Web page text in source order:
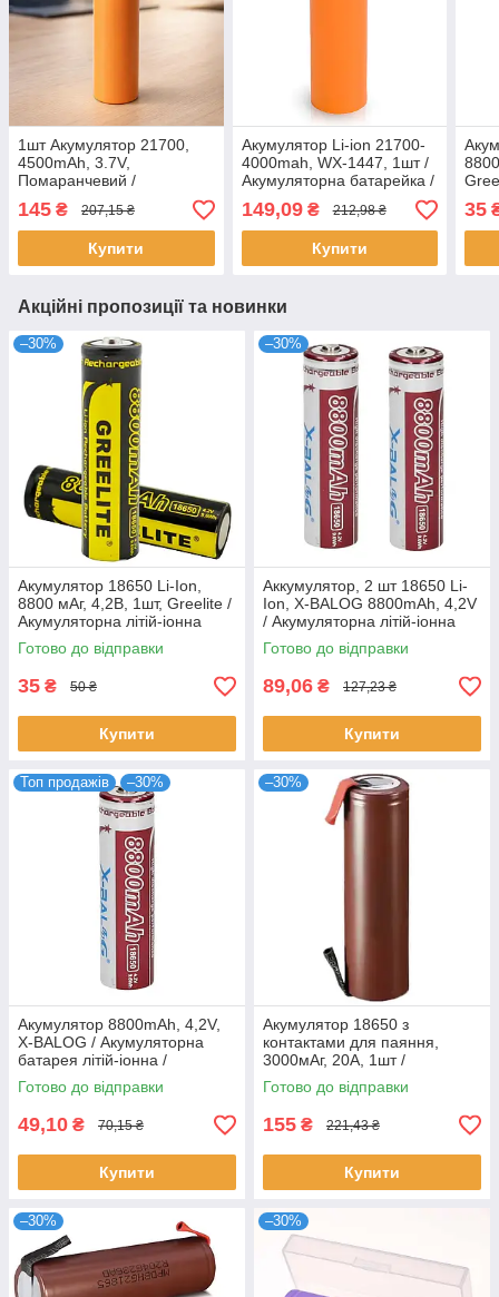
1шт Акумулятор 21700,
4500mAh, 3.7V,
Помаранчевий /
Багаторазовий
акумулятор літій-іонний /
Акумуляторна батарейка
145 ₴ 207,15 ₴
Купити
Акумулятор Li-ion 21700-
4000mah, WX-1447, 1шт /
Акумуляторна батарейка /
Акумулятор літій-іонний
149,09₴ 212,98 ₴
Купити
35
Акційні пропозиції та новинки
–30%
Акумулятор 18650 Li-Ion,
8800 мАг, 4,2В, 1шт, Greelite /
Акумуляторна літій-іонна
батарейка
Готово до відправки
35 ₴ 50 ₴
Купити
–30%
Аккумулятор, 2 шт 18650 Li-
Ion, X-BALOG 8800mAh, 4,2V
/ Акумуляторна літій-іонна
батарея
Готово до відправки
89,06 ₴ 127,23 ₴
Купити
Топ продажів –30%
Акумулятор 8800mAh, 4,2V,
X-BALOG / Акумуляторна
батарея літій-іонна /
Акумулятор 18650
Готово до відправки
49,10 ₴ 70,15 ₴
Купити
–30%
Акумулятор 18650 з
контактами для паяння,
3000мАг, 20А, 1шт /
Акумуляторна батарея /
Акумулятор для паяння
Готово до відправки
155 ₴ 221,43 ₴
Купити
–30% –30%